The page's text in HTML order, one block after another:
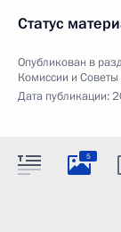
Статус
Опубликован в
Комиссии и Советы
Дата публикации:
5